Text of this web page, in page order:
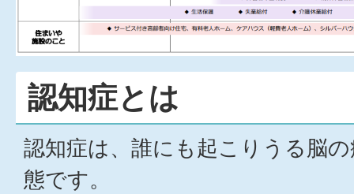
認知症とは
認知症は、誰にも起こりうる脳
態です。